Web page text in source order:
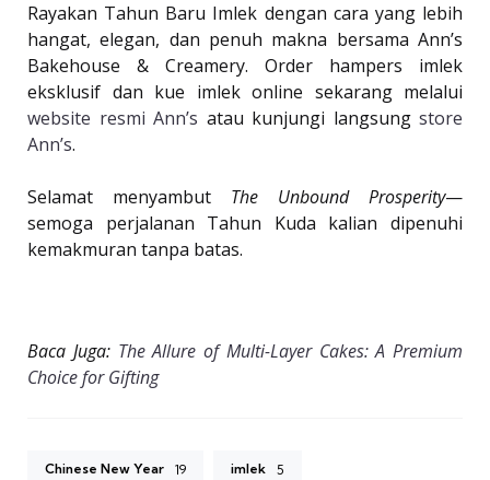
Rayakan Tahun Baru Imlek dengan cara yang lebih
hangat, elegan, dan penuh makna bersama Ann’s
Bakehouse & Creamery. Order hampers imlek
eksklusif dan kue imlek online sekarang melalui
website resmi Ann’s atau kunjungi langsung store
Ann’s.
Selamat menyambut The Unbound Prosperity—
semoga perjalanan Tahun Kuda kalian dipenuhi
kemakmuran tanpa batas.
Baca Juga: The Allure of Multi-Layer Cakes: A Premium
Choice for Gifting
Chinese New Year 19 imlek 5